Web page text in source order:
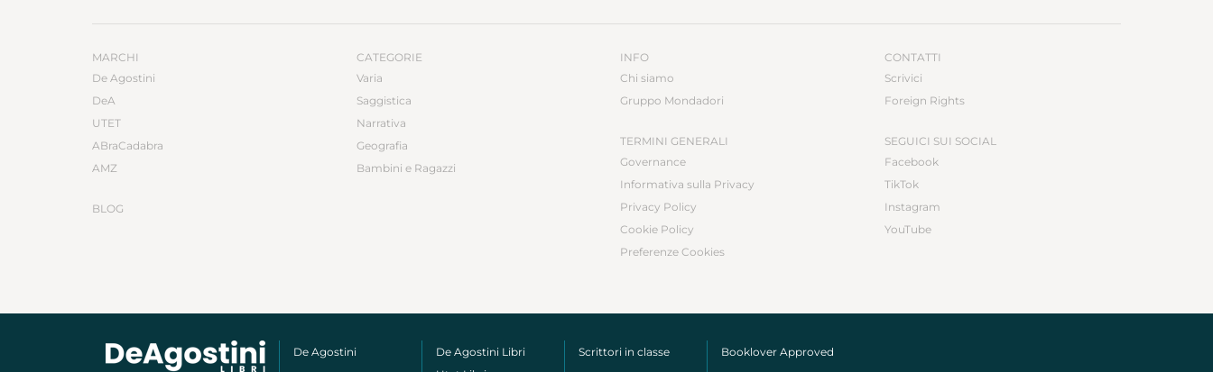
MARCHI
De Agostini
DeA
UTET
ABraCadabra
AMZ
BLOG
CATEGORIE
Varia
Saggistica
Narrativa
Geografia
Bambini e Ragazzi
INFO
Chi siamo
Gruppo Mondadori
TERMINI GENERALI
Governance
Informativa sulla Privacy
Privacy Policy
Cookie Policy
Preferenze Cookies
CONTATTI
Scrivici
Foreign Rights
SEGUICI SUI SOCIAL
Facebook
TikTok
Instagram
YouTube
De Agostini
De Agostini Libri
Scrittori in classe Booklover Approved